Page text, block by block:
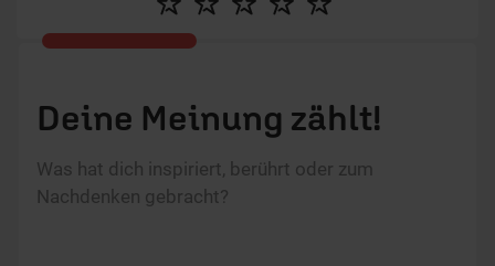
psychische Gesundheit und Kindererziehung. Sie
ist verheiratet und Mutter von drei Kindern.
Deine Meinung zählt!
Was hat dich inspiriert, berührt oder zum
Nachdenken gebracht?